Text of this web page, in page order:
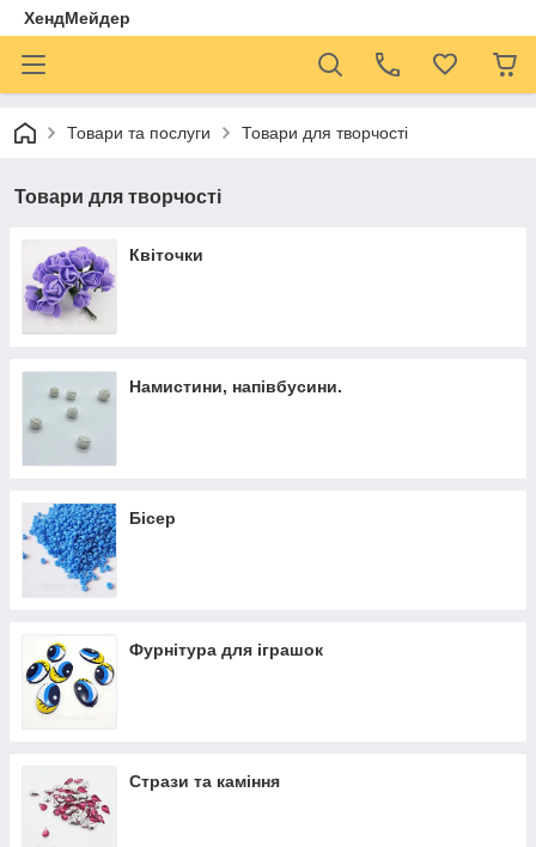
ХендМейдер
Товари та послуги Товари для творчості
Товари для творчості
Квіточки
Намистини, напівбусини.
Бісер
Фурнітура для іграшок
Стрази та каміння